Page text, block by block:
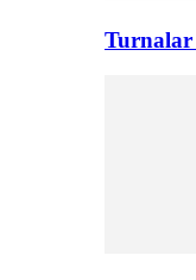
Turnalar